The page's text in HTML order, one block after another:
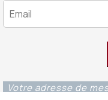
Votre adresse de